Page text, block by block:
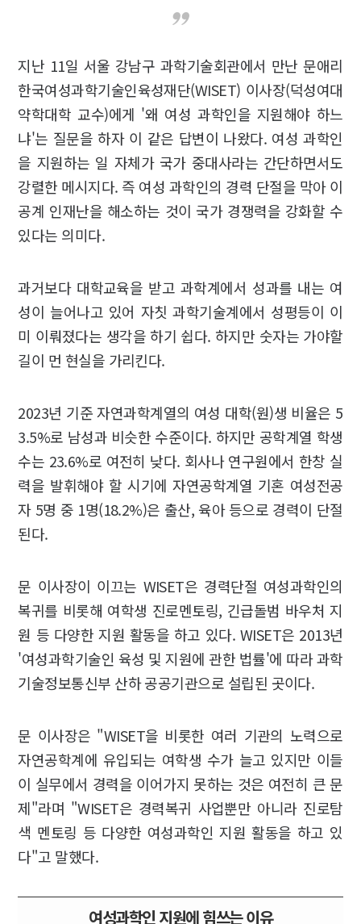
지난 11일 서울 강남구 과학기술회관에서 만난 문애리
한국여성과학기술인육성재단(WISET) 이사장(덕성여대
약학대학 교수)에게 '왜 여성 과학인을 지원해야 하느
냐'는 질문을 하자 이 같은 답변이 나왔다. 여성 과학인
을 지원하는 일 자체가 국가 중대사라는 간단하면서도
강렬한 메시지다. 즉 여성 과학인의 경력 단절을 막아 이
공계 인재난을 해소하는 것이 국가 경쟁력을 강화할 수
있다는 의미다.
과거보다 대학교육을 받고 과학계에서 성과를 내는 여
성이 늘어나고 있어 자칫 과학기술계에서 성평등이 이
미 이뤄졌다는 생각을 하기 쉽다. 하지만 숫자는 가야할
길이 먼 현실을 가리킨다.
2023년 기준 자연과학계열의 여성 대학(원)생 비율은 5
3.5%로 남성과 비슷한 수준이다. 하지만 공학계열 학생
수는 23.6%로 여전히 낮다. 회사나 연구원에서 한창 실
력을 발휘해야 할 시기에 자연공학계열 기혼 여성전공
자 5명 중 1명(18.2%)은 출산, 육아 등으로 경력이 단절
된다.
문 이사장이 이끄는 WISET은 경력단절 여성과학인의
복귀를 비롯해 여학생 진로멘토링, 긴급돌범 바우처 지
원 등 다양한 지원 활동을 하고 있다. WISET은 2013년
'여성과학기술인 육성 및 지원에 관한 법률'에 따라 과학
기술정보통신부 산하 공공기관으로 설립된 곳이다.
문 이사장은 "WISET을 비롯한 여러 기관의 노력으로
자연공학계에 유입되는 여학생 수가 늘고 있지만 이들
이 실무에서 경력을 이어가지 못하는 것은 여전히 큰 문
제"라며 "WISET은 경력복귀 사업뿐만 아니라 진로탐
색 멘토링 등 다양한 여성과학인 지원 활동을 하고 있
다"고 말했다.
여성과학인 지원에 힘쓰는 이유